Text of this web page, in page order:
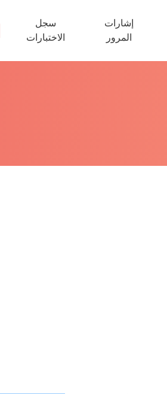
إشارات
المرور
سجل
الاختبارات